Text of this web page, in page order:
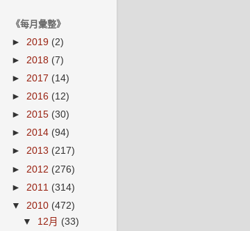
《每月彙整》
► 2019 (2)
► 2018 (7)
► 2017 (14)
► 2016 (12)
► 2015 (30)
► 2014 (94)
► 2013 (217)
► 2012 (276)
► 2011 (314)
▼ 2010 (472)
▼ 12月 (33)